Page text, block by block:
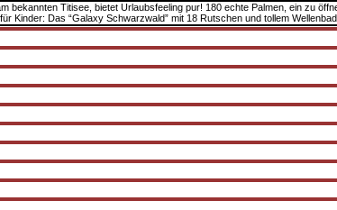
bekannten Titisee, bietet Urlaubsfeeling pur! 180 echte Palmen, ein zu
Kinder: Das “Galaxy Schwarzwald” mit 18 Rutschen und tollem